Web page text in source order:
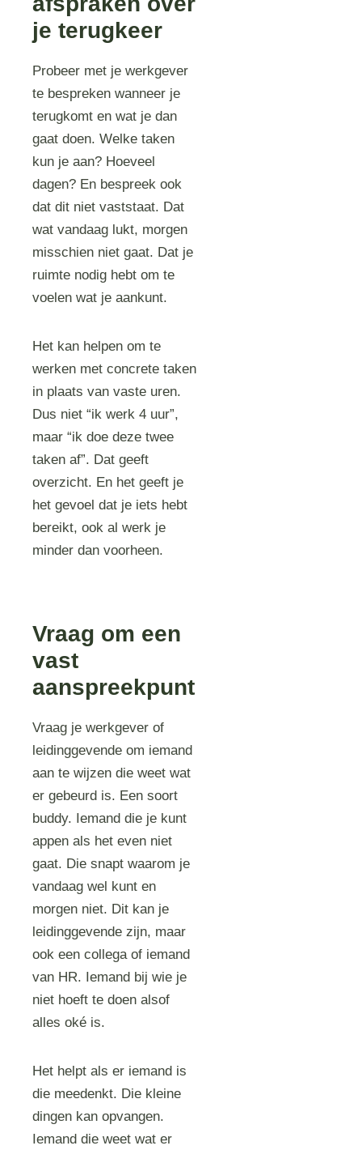
je terugkeer
Probeer met je werkgever
te bespreken wanneer je
terugkomt en wat je dan
gaat doen. Welke taken
kun je aan? Hoeveel
dagen? En bespreek ook
dat dit niet vaststaat. Dat
wat vandaag lukt, morgen
misschien niet gaat. Dat je
ruimte nodig hebt om te
voelen wat je aankunt.
Het kan helpen om te
werken met concrete taken
in plaats van vaste uren.
Dus niet “ik werk 4 uur”,
maar “ik doe deze twee
taken af”. Dat geeft
overzicht. En het geeft je
het gevoel dat je iets hebt
bereikt, ook al werk je
minder dan voorheen.
Vraag om een
vast
aanspreekpunt
Vraag je werkgever of
leidinggevende om iemand
aan te wijzen die weet wat
er gebeurd is. Een soort
buddy. Iemand die je kunt
appen als het even niet
gaat. Die snapt waarom je
vandaag wel kunt en
morgen niet. Dit kan je
leidinggevende zijn, maar
ook een collega of iemand
van HR. Iemand bij wie je
niet hoeft te doen alsof
alles oké is.
Het helpt als er iemand is
die meedenkt. Die kleine
dingen kan opvangen.
Iemand die weet wat er